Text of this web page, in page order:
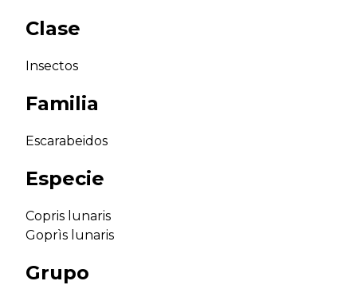
Clase
Insectos
Familia
Escarabeidos
Especie
Copris lunaris
Goprìs lunaris
Grupo